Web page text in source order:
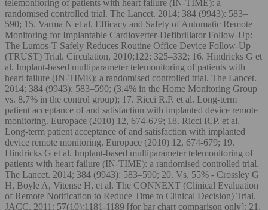
telemonitoring of patients with heart failure (IN-TIME): a
randomised controlled trial. The Lancet. 2014; 384 (9943): 583–
590; 15. Varma N et al. Efficacy and Safety of Automatic Remote
Monitoring for Implantable Cardioverter-Defibrillator Follow-Up:
The Lumos-T Safely Reduces Routine Office Device Follow-Up
(TRUST) Trial. Circulation, 2010;122: 325–332; 16. Hindricks G et
al. Implant-based multiparameter telemonitoring of patients with
heart failure (IN-TIME): a randomised controlled trial. The Lancet.
2014; 384 (9943): 583–590; (3.4% in the Home Monitoring Group
vs. 8.7% in the control group); 17. Ricci R.P. et al. Long-term
patient acceptance of and satisfaction with implanted device remote
monitoring. Europace (2010) 12, 674-679; 18. Ricci R.P. et al.
Long-term patient acceptance of and satisfaction with implanted
device remote monitoring. Europace (2010) 12, 674-679; 19.
Hindricks G et al. Implant-based multiparameter telemonitoring of
patients with heart failure (IN-TIME): a randomised controlled trial.
The Lancet. 2014; 384 (9943): 583–590; 20. Vs. 55% - Crossley G
H, Boyle A, Vitense H, et al. The CONNEXT (Clinical Evaluation
of Remote Notification to Reduce Time to Clinical Decision) Trial.
JACC. 2011; 57(10):1181-1189 [for bar chart comparison only]; 21.